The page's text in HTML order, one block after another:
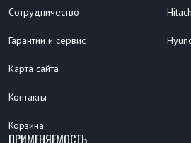
Сотрудничество
Гарантии и сервис
Карта сайта
Контакты
Корзина
ПРИМЕНЯЕМОСТЬ